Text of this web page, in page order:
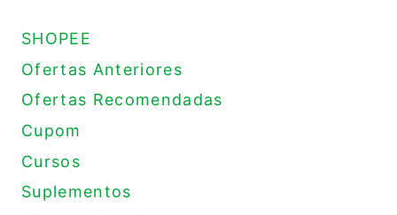
SHOPEE
Ofertas Anteriores
Ofertas Recomendadas
Cupom
Cursos
Suplementos